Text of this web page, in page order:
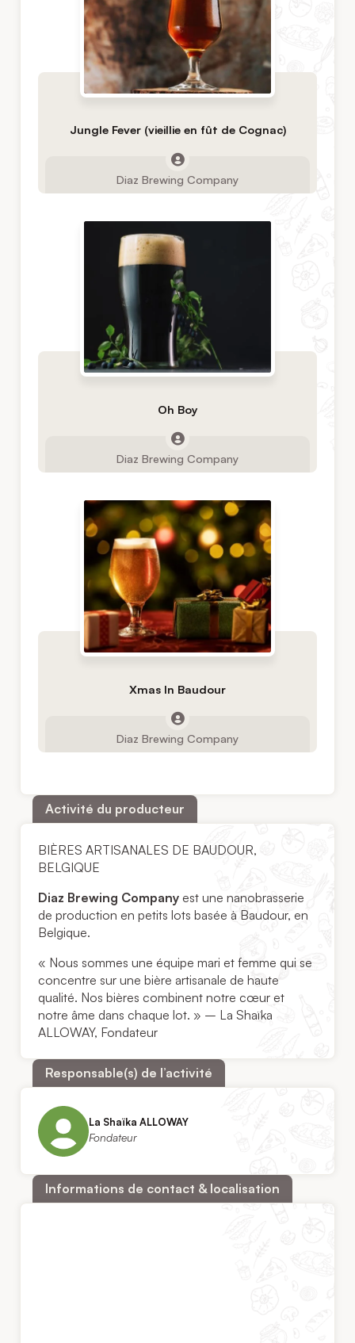
Jungle Fever (vieillie en fût de Cognac)
Diaz Brewing Company
Oh Boy
Diaz Brewing Company
Xmas In Baudour
Diaz Brewing Company
Activité du producteur
BIÈRES ARTISANALES DE BAUDOUR,
BELGIQUE
Diaz Brewing Company est une nanobrasserie
de production en petits lots basée à Baudour, en
Belgique.
« Nous sommes une équipe mari et femme qui se
concentre sur une bière artisanale de haute
qualité. Nos bières combinent notre cœur et
notre âme dans chaque lot. » – La Shaïka
ALLOWAY, Fondateur
Responsable(s) de l’activité
La Shaïka ALLOWAY
Fondateur
Informations de contact & localisation